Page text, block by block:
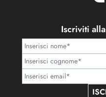
Iscriviti